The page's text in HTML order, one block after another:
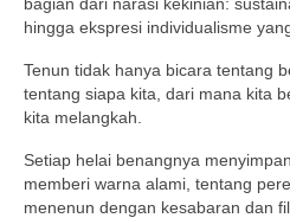
hingga ekspresi individualisme
Tenun tidak hanya bicara tentang
tentang siapa kita, dari mana kita
kita melangkah.
Setiap helai benangnya
memberi warna alami, tentang
menenun dengan kesabaran dan